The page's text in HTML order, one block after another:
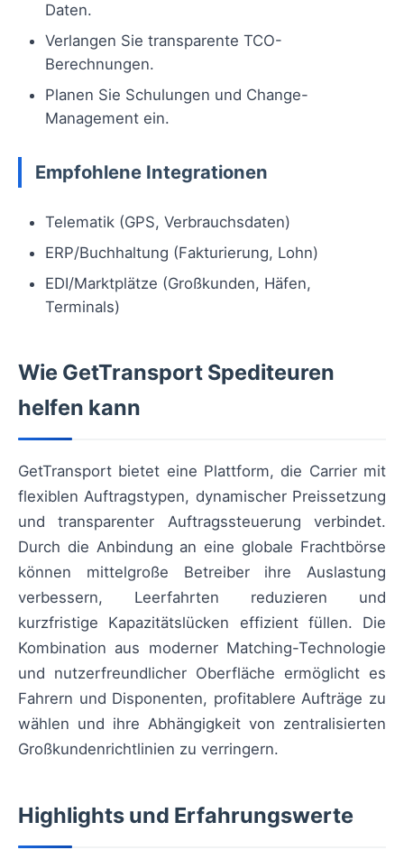
Daten.
Verlangen Sie transparente TCO-
Berechnungen.
Planen Sie Schulungen und Change-
Management ein.
Empfohlene Integrationen
Telematik (GPS, Verbrauchsdaten)
ERP/Buchhaltung (Fakturierung, Lohn)
EDI/Marktplätze (Großkunden, Häfen,
Terminals)
Wie GetTransport Spediteuren
helfen kann
GetTransport bietet eine Plattform, die Carrier mit
flexiblen Auftragstypen, dynamischer Preissetzung
und transparenter Auftragssteuerung verbindet.
Durch die Anbindung an eine globale Frachtbörse
können mittelgroße Betreiber ihre Auslastung
verbessern, Leerfahrten reduzieren und
kurzfristige Kapazitätslücken effizient füllen. Die
Kombination aus moderner Matching-Technologie
und nutzerfreundlicher Oberfläche ermöglicht es
Fahrern und Disponenten, profitablere Aufträge zu
wählen und ihre Abhängigkeit von zentralisierten
Großkundenrichtlinien zu verringern.
Highlights und Erfahrungswerte